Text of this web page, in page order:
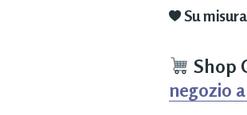
Su misura
Shop
negozio